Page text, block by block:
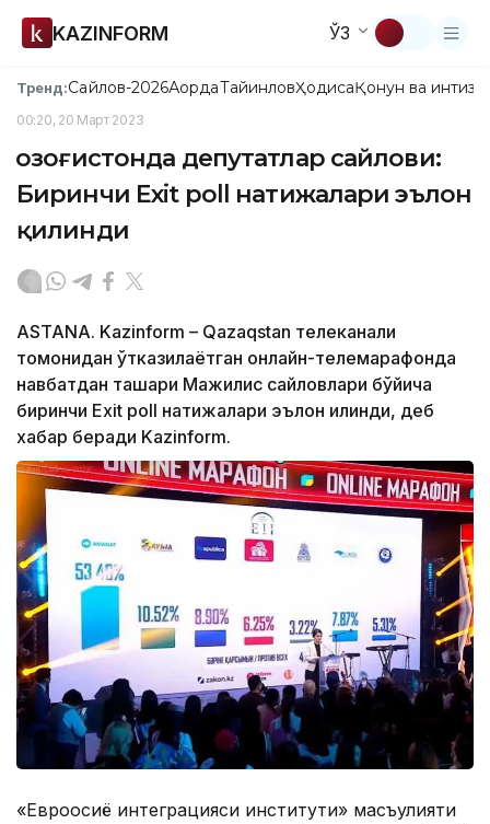
KAZINFORM ЎЗ
Тренд:Сайлов-2026АқордаТайинловҲодисаҚонун ва
00:20, 20 Март 2023
Қозоғистонда депутатлар сайлови:
Биринчи Еxit poll натижалари эълон
қилинди
ASTANA. Kazinform – Qazaqstan телеканали
томонидан ўтказилаётган онлайн-телемарафонда
навбатдан ташқари Мажилис сайловлари бўйича
биринчи Еxit poll натижалари эълон қилинди, деб
хабар беради Kazinform.
«Евроосиё интеграцияси институти» масъулияти